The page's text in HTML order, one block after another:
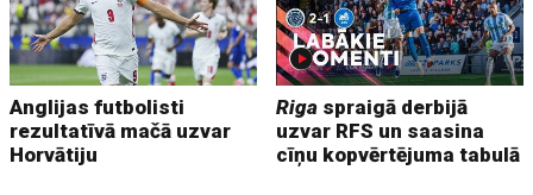
Anglijas futbolisti
rezultatīvā mačā uzvar
Horvātiju
Riga spraigā derbijā
uzvar RFS un saasina
cīņu kopvērtējuma tabulā